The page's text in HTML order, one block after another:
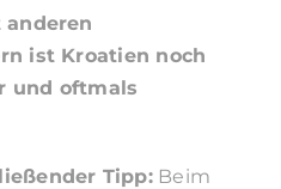
ist Kroatien noch
und oftmals
Tipp:Beim